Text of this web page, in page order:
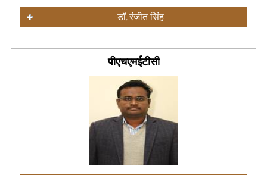
डॉ. रंजीत सिंह
पीएचएमईटीसी